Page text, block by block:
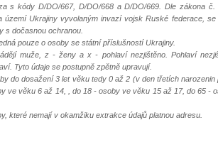
s kódy D/DO/667, D/DO/668 a D/DO/669. Dle zákona
území Ukrajiny vyvolaným invazí vojsk Ruské federace,
s dočasnou ochranou.
pouze o osoby se státní příslušností Ukrajiny.
muže, z - ženy a x - pohlaví nezjištěno. Pohlaví
Tyto údaje se postupně zpětně upravují.
do dosažení 3 let věku tedy 0 až 2 (v den třetích
ve věku 6 až 14, , do 18 - osoby ve věku 15 až 17, do 65 -
které nemají v okamžiku extrakce údajů platnou adresu.